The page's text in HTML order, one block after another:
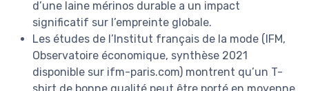
d’une laine mérinos durable a un impact
significatif sur l’empreinte globale.
Les études de l’Institut français de la mode (IFM,
Observatoire économique, synthèse 2021
disponible sur ifm-paris.com) montrent qu’un T-